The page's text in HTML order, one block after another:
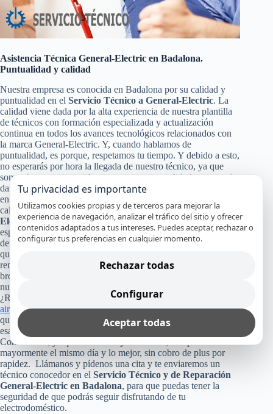
Asistencia Técnica General-Electric en Badalona.
Puntualidad y calidad
Nuestra empresa es conocida en Badalona por su calidad y
puntualidad en el Servicio Técnico a General-Electric. La
calidad viene dada por la alta experiencia de nuestra plantilla
de técnicos con formación especializada y actualización
continua en todos los avances tecnológicos relacionados con
la marca General-Electric. Y, cuando hablamos de
puntualidad, es porque, respetamos tu tiempo. Y debido a esto,
no esperarás por hora la llegada de nuestro técnico, ya que
somos bastante conocidos por nuestra puntualidad, para poder
darte a ti y a tu equipo General-Electric un servicio de calidad
en Badalona. Pero no solo con eso nos conformamos nuestra
calidad en elServicio Técnico y de Reparación General-
Electric, también pasa por la certificación de nuestros
especialistas, nuestro servicio en el mismo día en la mayoría
de los casos y el uso de recambios originales General-Electric
que garanticen que tu aparato continuará funcionando con alto
rendimiento y por mucho tiempo. Y a todo esto, le damos un
broche de oro con nuestra absoluta y segura garantía por
nuestro trabajo.
¿Recuerdas cuánto costó tu refrigerador, lavadora, lavavajillas,
aire acondicionadoo cualquier otro equipo General-Electric
que tienes en tu casa, empresa u oficina? Pues, no arriesgues
esa inversión, poniendo tu aparato en manos inexperta.
Consúltanos, ya que como te dijimos arriba, te reparamos
mayormente el mismo día y lo mejor, sin cobro de plus por
rapidez. Llámanos y pídenos una cita y te enviaremos un
técnico conocedor en el Servicio Técnico y de Reparación
General-Electric en Badalona, para que puedas tener la
seguridad de que podrás seguir disfrutando de tu
electrodoméstico.
Tu privacidad es importante
Utilizamos cookies propias y de terceros para mejorar la
experiencia de navegación, analizar el tráfico del sitio y ofrecer
contenidos adaptados a tus intereses. Puedes aceptar, rechazar o
configurar tus preferencias en cualquier momento.
Rechazar todas
Configurar
Aceptar todas